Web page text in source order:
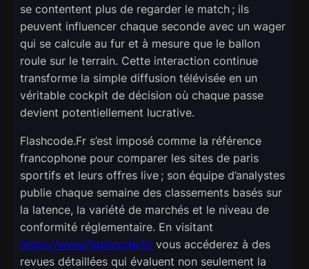
se contentent plus de regarder le match ; ils
peuvent influencer chaque seconde avec un wager
qui se calcule au fur et à mesure que le ballon
roule sur le terrain. Cette interaction continue
transforme la simple diffusion télévisée en un
véritable cockpit de décision où chaque passe
devient potentiellement lucrative.
Flashcode.Fr s’est imposé comme la référence
francophone pour comparer les sites de paris
sportifs et leurs offres live ; son équipe d’analystes
publie chaque semaine des classements basés sur
la latence, la variété de marchés et le niveau de
conformité réglementaire. En visitant
https://www.flashcode.fr/vous accéderez à des
revues détaillées qui évaluent non seulement la